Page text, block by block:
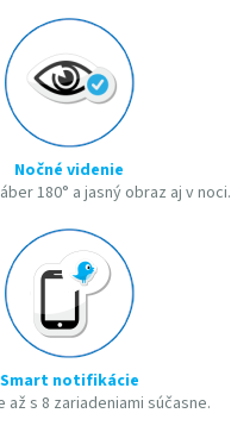
Nočné videnie
180° a jasný obraz aj v noci.
Smart notifikácie
až s 8 zariadeniami súčasne.